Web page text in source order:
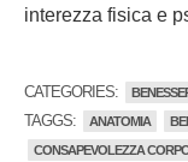
interezza fisica e
CATEGORIES:
TAGGS: ANATOMIA
CONSAPEVOLEZZA